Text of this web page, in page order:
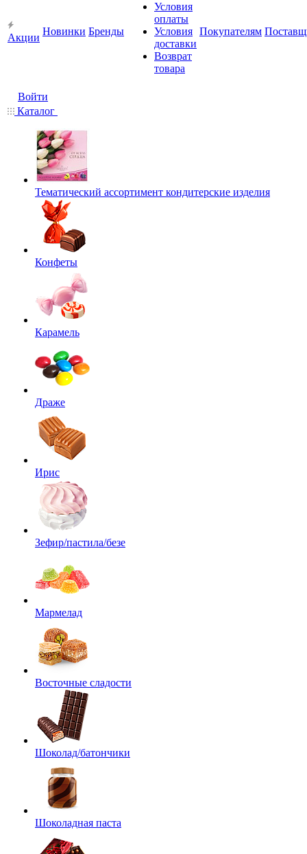
Акции
Новинки Бренды
Условия
оплаты
Условия
доставки
Возврат
товара
Покупателям
Войти
Каталог
Тематический ассортимент кондитерские изделия
Конфеты
Карамель
Драже
Ирис
Зефир/пастила/безе
Мармелад
Восточные сладости
Шоколад/батончики
Шоколадная паста